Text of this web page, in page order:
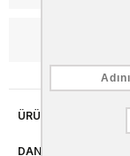
ÜRÜN ÖZELLIKLERI
DANIŞMA HATTI